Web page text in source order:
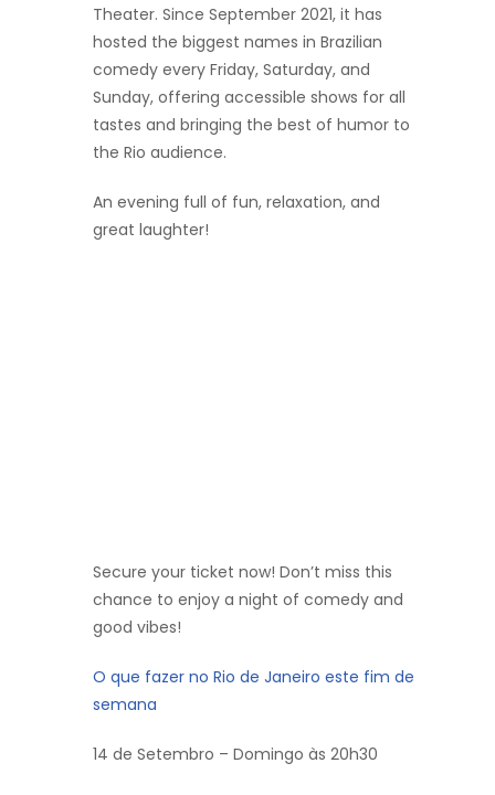
Theater. Since September 2021, it has
hosted the biggest names in Brazilian
comedy every Friday, Saturday, and
Sunday, offering accessible shows for all
tastes and bringing the best of humor to
the Rio audience.
An evening full of fun, relaxation, and
great laughter!
Secure your ticket now! Don’t miss this
chance to enjoy a night of comedy and
good vibes!
O que fazer no Rio de Janeiro este fim de
semana
14 de Setembro – Domingo às 20h30